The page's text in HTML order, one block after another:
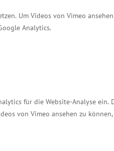
Um Videos von Vimeo
Analytics.
für die Website-Analyse ein.
von Vimeo ansehen zu
wird die
Ziel ist es, die
zu verbessern.
bedeutsame
des